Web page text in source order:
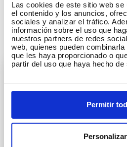
Las cookies de este sitio web se
el contenido y los anuncios,
sociales y analizar el tráfico.
información sobre el uso que
nuestros partners de redes
web, quienes pueden
que les haya proporcionado o
partir del uso que haya hecho
Permitir
Personalizar
Artículos que te
filamentos para
profesionales como de
estamos emocionados de